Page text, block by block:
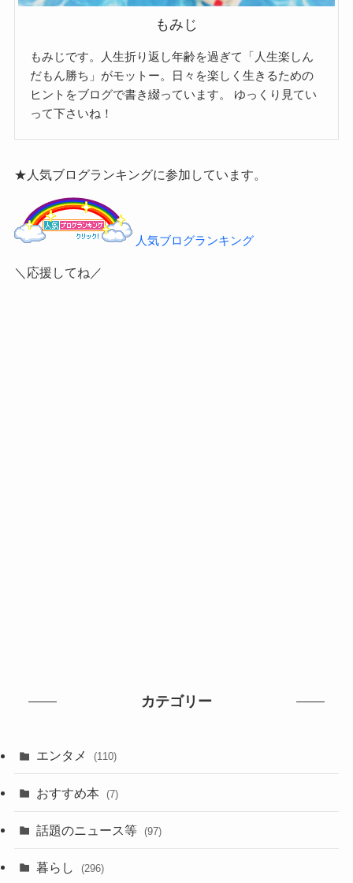
もみじ
もみじです。人生折り返し年齢を過ぎて「人生楽しん
だもん勝ち」がモットー。日々を楽しく生きるための
ヒントをブログで書き綴っています。
ゆっくり見てい
って下さいね！
★人気ブログランキングに参加しています。
人気ブログランキング
＼応援してね／
カテゴリー
エンタメ (110)
おすすめ本 (7)
話題のニュース等 (97)
暮らし (296)